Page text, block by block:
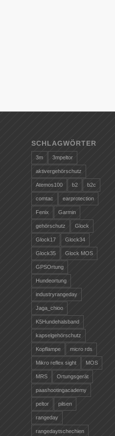
SCHLAGWÖRTER
3m 3mpeltor
aktivergehörschutz
Atemos100 b2 b2c
comtac earprotection
Fenix Garmin
gehörschutz Glock
Glock17 Glock34
Glock35 Glock MOS
GPSOrtung
Hundeortung
industryrangeday
Jaga_chioo
K5Hundehalsband
kapselgehörschutz
Kopflampe micro rds
Mikro reflex sight MOS
MRS Ortungsgerät
paashootingacademy
peltor pilsen
rangeday
rangedaytschechien